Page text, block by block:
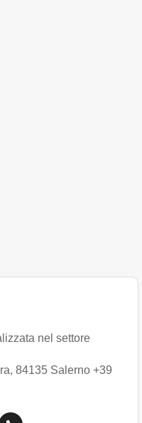
nel settore
, 84135 Salerno +39